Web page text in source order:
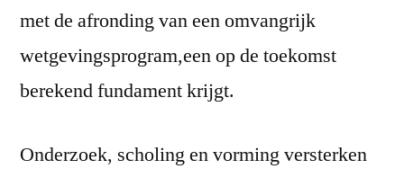
met de afronding van een omvangrijk
wetgevingsprogram,een op de toekomst
berekend fundament krijgt.
Onderzoek, scholing en vorming versterken